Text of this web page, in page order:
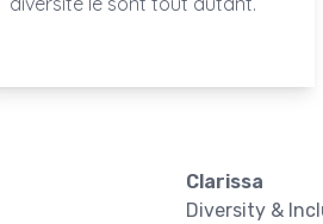
Clarissa
Diversity &